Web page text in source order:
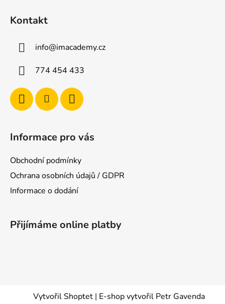
Kontakt
info@imacademy.cz
774 454 433
Informace pro vás
Obchodní podmínky
Ochrana osobních údajů / GDPR
Informace o dodání
Přijímáme online platby
Vytvořil Shoptet| E-shop vytvořil Petr Gavenda